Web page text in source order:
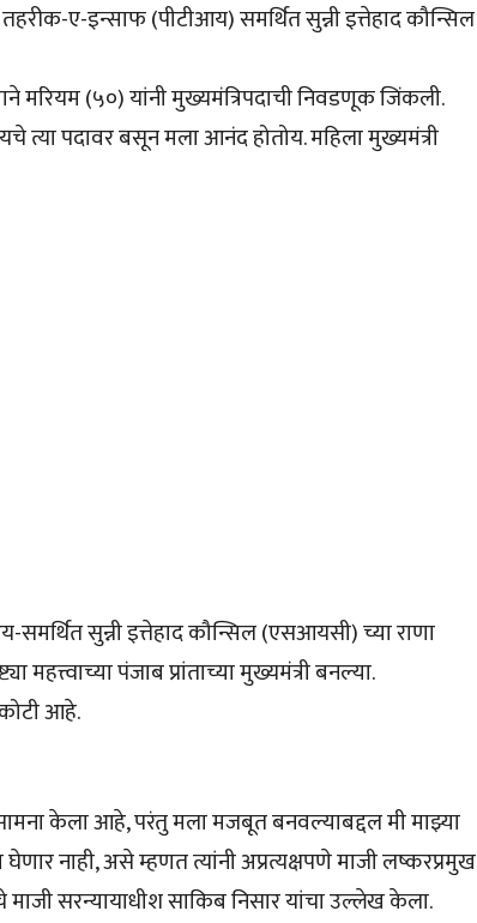
तहरीक-ए-इन्साफ (पीटीआय) समर्थित सुन्नी इत्तेहाद कौन्सिल
मरियम (५०) यांनी मुख्यमंत्रिपदाची निवडणूक जिंकली.
त्या पदावर बसून मला आनंद होतोय. महिला मुख्यमंत्री
सुन्नी इत्तेहाद कौन्सिल (एसआयसी) च्या राणा
पंजाब प्रांताच्या मुख्यमंत्री बनल्या.
आहे.
केला आहे, परंतु मला मजबूत बनवल्याबद्दल मी माझ्या
नाही, असे म्हणत त्यांनी अप्रत्यक्षपणे माजी लष्करप्रमुख
सरन्यायाधीश साकिब निसार यांचा उल्लेख केला.